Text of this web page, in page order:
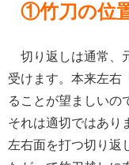
①竹刀の位
切り返しは通常、
受けます。本来左右
ることが望ましいの
それは適切ではあり
左右面を打つ切り返